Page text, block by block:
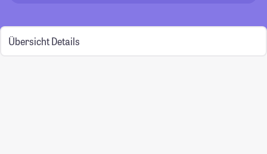
Übersicht Details